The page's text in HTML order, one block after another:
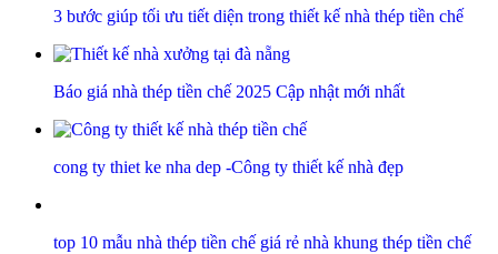
3 bước giúp tối ưu tiết diện trong thiết kế nhà thép tiền chế
Báo giá nhà thép tiền chế 2025 Cập nhật mới nhất
cong ty thiet ke nha dep -Công ty thiết kế nhà đẹp
top 10 mẫu nhà thép tiền chế giá rẻ nhà khung thép tiền chế